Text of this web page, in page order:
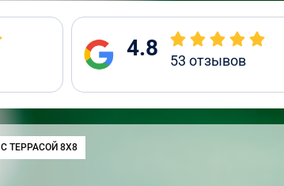
4.8 53 отзывов
ТЕРРАСОЙ 8Х8